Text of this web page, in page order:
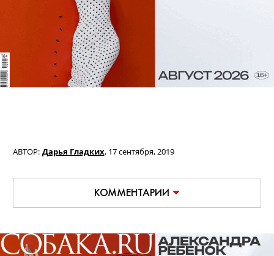
АВТОР: Дарья Гладких, 17 сентября, 2019
КОММЕНТАРИИ